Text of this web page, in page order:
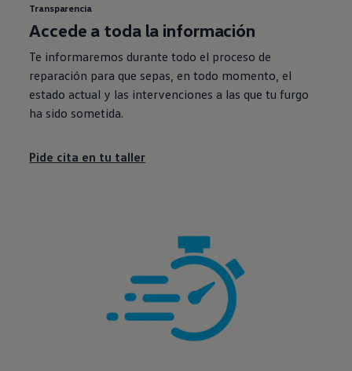
Transparencia
Accede a toda la información
Te informaremos durante todo el proceso de
reparación para que sepas, en todo momento, el
estado actual y las intervenciones a las que tu furgo
ha sido sometida.
Pide cita en tu taller